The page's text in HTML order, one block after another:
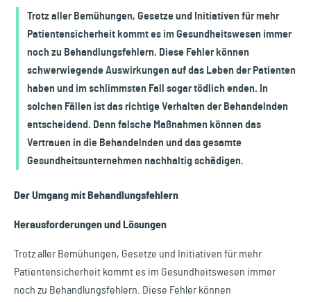
Trotz aller Bemühungen, Gesetze und Initiativen für mehr
Patientensicherheit kommt es im Gesundheitswesen immer
noch zu Behandlungsfehlern. Diese Fehler können
schwerwiegende Auswirkungen auf das Leben der Patienten
haben und im schlimmsten Fall sogar tödlich enden. In
solchen Fällen ist das richtige Verhalten der Behandelnden
entscheidend. Denn falsche Maßnahmen können das
Vertrauen in die Behandelnden und das gesamte
Gesundheitsunternehmen nachhaltig schädigen.
Der Umgang mit Behandlungsfehlern
Herausforderungen und Lösungen
Trotz aller Bemühungen, Gesetze und Initiativen für mehr
Patientensicherheit kommt es im Gesundheitswesen immer
noch zu Behandlungsfehlern. Diese Fehler können